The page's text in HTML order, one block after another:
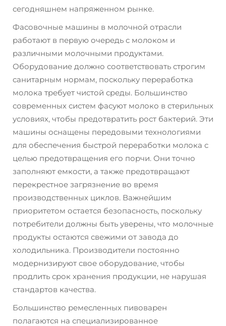
сегодняшнем напряженном рынке.
Фасовочные машины в молочной отрасли
работают в первую очередь с молоком и
различными молочными продуктами.
Оборудование должно соответствовать строгим
санитарным нормам, поскольку переработка
молока требует чистой среды. Большинство
современных систем фасуют молоко в стерильных
условиях, чтобы предотвратить рост бактерий. Эти
машины оснащены передовыми технологиями
для обеспечения быстрой переработки молока с
целью предотвращения его порчи. Они точно
заполняют емкости, а также предотвращают
перекрестное загрязнение во время
производственных циклов. Важнейшим
приоритетом остается безопасность, поскольку
потребители должны быть уверены, что молочные
продукты остаются свежими от завода до
холодильника. Производители постоянно
модернизируют свое оборудование, чтобы
продлить срок хранения продукции, не нарушая
стандартов качества.
Большинство ремесленных пивоварен
полагаются на специализированное